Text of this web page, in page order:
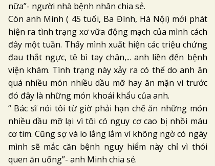
nữa”- người nhà bệnh nhân chia sẻ.
Còn anh Minh ( 45 tuổi, Ba Đình, Hà Nội) mới phát
hiện ra tình trạng xơ vữa động mạch của mình cách
đây một tuần. Thấy mình xuất hiện các triệu chứng
đau thắt ngực, tê bì tay chân,... anh liền đến bệnh
viện khám. Tình trạng này xảy ra có thể do anh ăn
quá nhiều món nhiều dầu mỡ hay ăn mặn vì trước
đó đây là những món khoái khẩu của anh.
“ Bác sĩ nói tôi từ giờ phải hạn chế ăn những món
nhiều dầu mỡ lại vì tôi có nguy cơ cao bị nhồi máu
cơ tim. Cũng sợ và lo lắng lắm vì không ngờ có ngày
mình sẽ mắc căn bệnh nguy hiểm này chỉ vì thói
quen ăn uống”- anh Minh chia sẻ.